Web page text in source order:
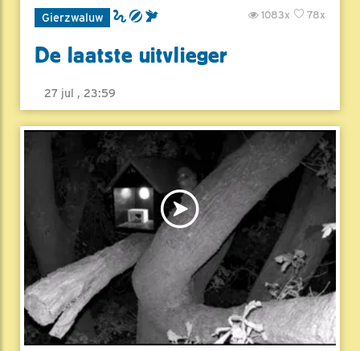
Gierzwaluw 78x
1083x
De laatste uitvlieger
27 jul , 23:59